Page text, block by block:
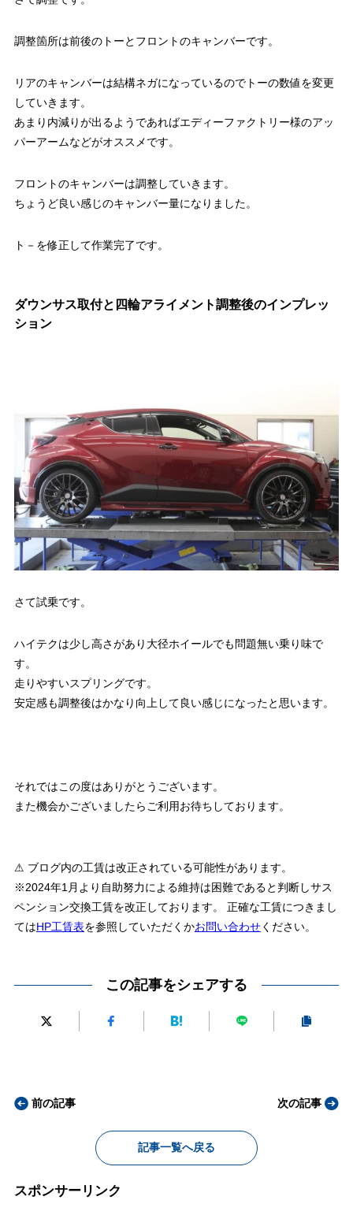
調整箇所は前後のトーとフロントのキャンバーです。
リアのキャンバーは結構ネガになっているのでトーの数値を変更
していきます。
あまり内減りが出るようであればエディーファクトリー様のアッ
パーアームなどがオススメです。
フロントのキャンバーは調整していきます。
ちょうど良い感じのキャンバー量になりました。
ト－を修正して作業完了です。
ダウンサス取付と四輪アライメント調整後のインプレッ
ション
さて試乗です。
ハイテクは少し高さがあり大径ホイールでも問題無い乗り味で
す。
走りやすいスプリングです。
安定感も調整後はかなり向上して良い感じになったと思います。
それではこの度はありがとうございます。
また機会かございましたらご利用お待ちしております。
⚠ ブログ内の工賃は改正されている可能性があります。
※2024年1月より自助努力による維持は困難であると判断しサス
ペンション交換工賃を改正しております。 正確な工賃につきまし
てはHP工賃表を参照していただくかお問い合わせください。
この記事をシェアする
前の記事
記事一覧へ戻る
次の記事
スポンサーリンク